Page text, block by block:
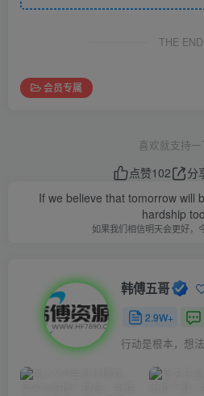
THE END
会员专属
喜欢就支持一
点赞102 分
If we believe that tomorrow will
hardship
如果我们相信明天会更好，
韩傅五哥
2.9W+
行动是根本，想